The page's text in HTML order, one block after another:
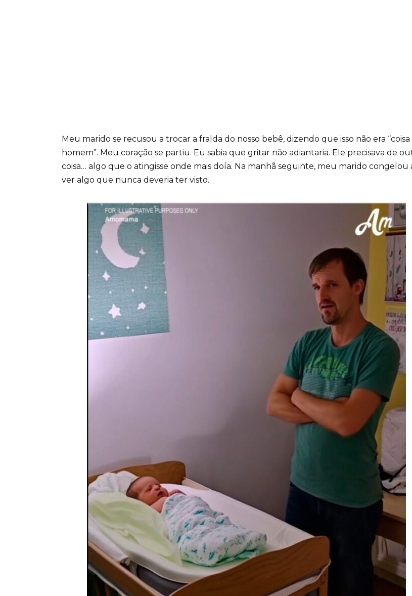
Meu marido se recusou a trocar a fralda do nosso bebê, dizendo que isso não era “coisa
homem”. Meu coração se partiu. Eu sabia que gritar não adiantaria. Ele precisava de
coisa… algo que o atingisse onde mais doía. Na manhã seguinte, meu marido congelou
ver algo que nunca deveria ter visto.